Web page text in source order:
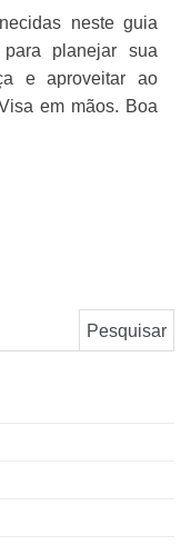
neste guia
planejar sua
e aproveitar ao
em mãos. Boa